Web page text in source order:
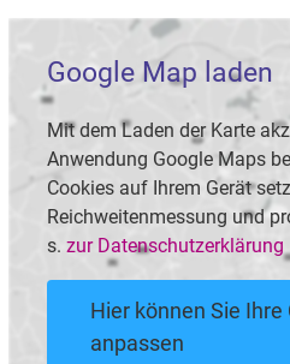
Google Map laden
Mit dem Laden der Karte
Anwendung Google Maps
Cookies auf Ihrem Gerät
Reichweitenmessung und
s. zur Datenschutzerklärung
Hier können Sie
anpassen